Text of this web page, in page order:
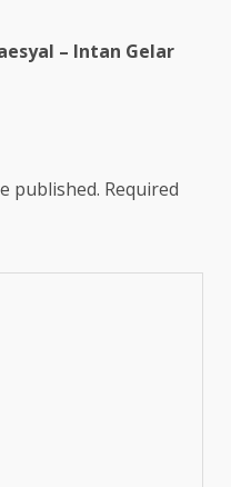
– Intan Gelar
published. Required